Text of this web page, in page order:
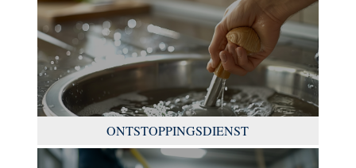
ONTSTOPPINGSDIENST